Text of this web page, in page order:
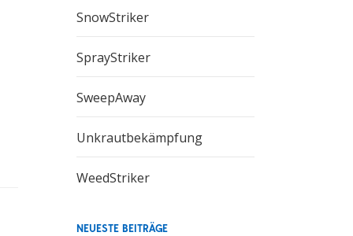
SnowStriker
SprayStriker
SweepAway
Unkrautbekämpfung
WeedStriker
NEUESTE BEITRÄGE